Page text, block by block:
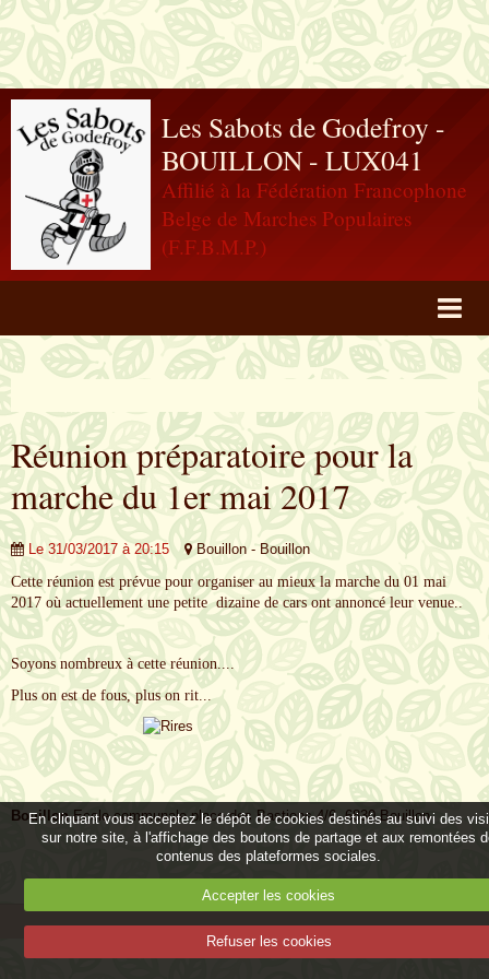
Les Sabots de Godefroy -
BOUILLON - LUX041
Affilié à la Fédération Francophone
Belge de Marches Populaires
(F.F.B.M.P.)
Agenda
Réunion préparatoire pour la
marche du 1er mai 2017
Le 31/03/2017 à 20:15
Bouillon - Bouillon
Cette réunion est prévue pour organiser au mieux la marche du 01 mai
2017 où actuellement une petite dizaine de cars ont annoncé leur venue..
Soyons nombreux à cette réunion....
Plus on est de fous, plus on rit...
BouillonEcole communale place des Bastions 4/6, 6830 Bouillon
En cliquant vous acceptez le dépôt de cookies destinés au suivi des
sur notre site, à l'affichage des boutons de partage et aux remontées
contenus des plateformes sociales.
Accepter les cookies
Refuser les cookies